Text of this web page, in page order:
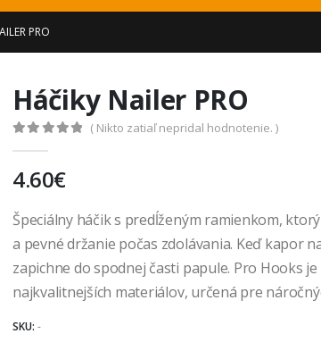
PRO
Háčiky Nailer PRO
( Nikto zatiaľ nepridal hodnotenie. )
4.60€
Špeciálny háčik s predĺženým ramienkom,
a pevné držanie počas zdolávania. Keď kapor
zapichne do spodnej časti papule. Pro Hooks
najkvalitnejších materiálov, určená pre
SKU: -